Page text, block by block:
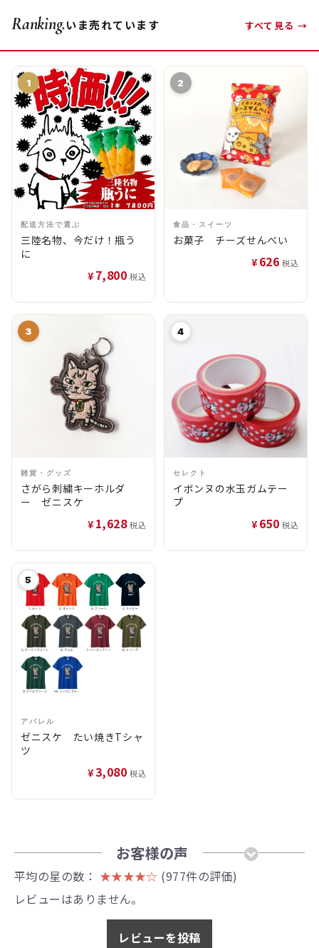
Ranking.いま売れています すべて見る →
1
配送方法で選ぶ
三陸名物、今だけ！瓶う
に
¥7,800 税込
2
食品・スイーツ
お菓子 チーズせんべい
¥626 税込
3
雑貨・グッズ
さがら刺繍キーホルダ
ー ゼニスケ
¥1,628 税込
4
セレクト
イボンヌの水玉ガムテー
プ
¥650 税込
5
アパレル
ゼニスケ たい焼きTシャ
ツ
¥3,080 税込
お客様の声
平均の星の数： ★★★★☆ (977件の評価)
レビューはありません。
レビューを投稿